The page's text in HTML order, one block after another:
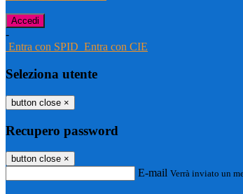
-
Entra con SPID Entra con CIE
Seleziona utente
button close ×
Recupero password
button close ×
E-mail Verrà inviato un